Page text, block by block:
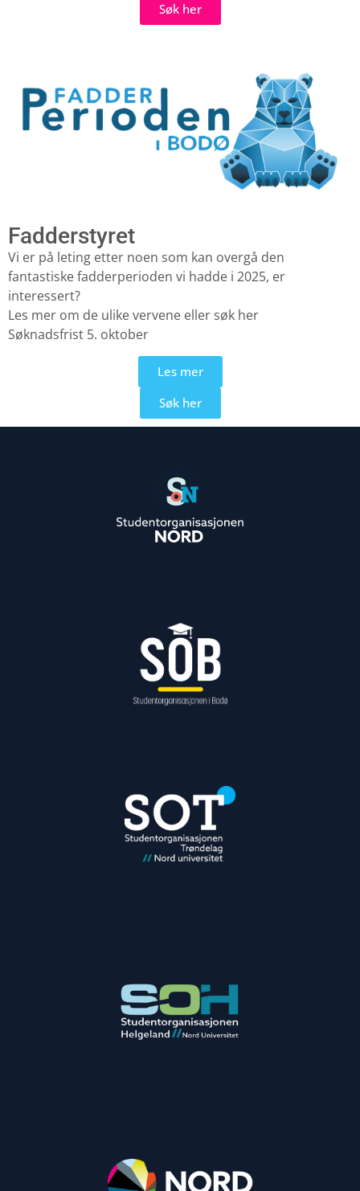
Søk her
Fadderstyret
Vi er på leting etter noen som kan overgå den
fantastiske fadderperioden vi hadde i 2025, er
interessert?
Les mer om de ulike vervene eller søk her
Søknadsfrist 5. oktober
Les mer
Søk her